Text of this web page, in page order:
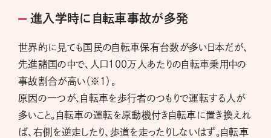
進入学時に自転車事故が多発
世界的に見ても国民の自転車保有台数が多い日本だが、
先進諸国の中で、人口１００万人あたりの自転車乗用中の
事故割合が高い（※１）。
原因の一つが、自転車を歩行者のつもりで運転する人が
多いこと。自転車の運転を原動機付き自転車に置き換えれ
ば、右側を逆走したり、歩道を走ったりしないはず。自転車